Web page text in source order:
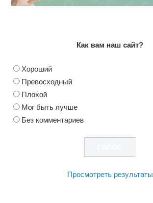
Как вам наш сайт?
Хороший
Превосходный
Плохой
Мог быть лучше
Без комментариев
Просмотреть результаты